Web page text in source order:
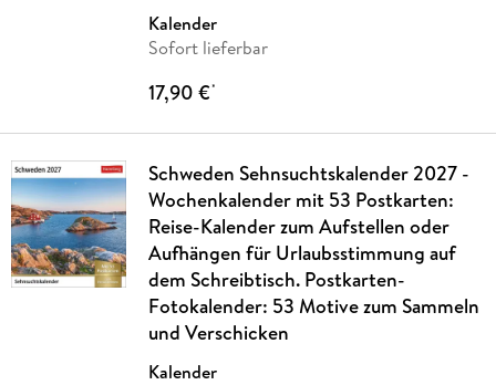
Kalender
Sofort lieferbar
17,90 €*
Schweden Sehnsuchtskalender 2027 -
Wochenkalender mit 53 Postkarten:
Reise-Kalender zum Aufstellen oder
Aufhängen für Urlaubsstimmung auf
dem Schreibtisch. Postkarten-
Fotokalender: 53 Motive zum Sammeln
und Verschicken
Kalender